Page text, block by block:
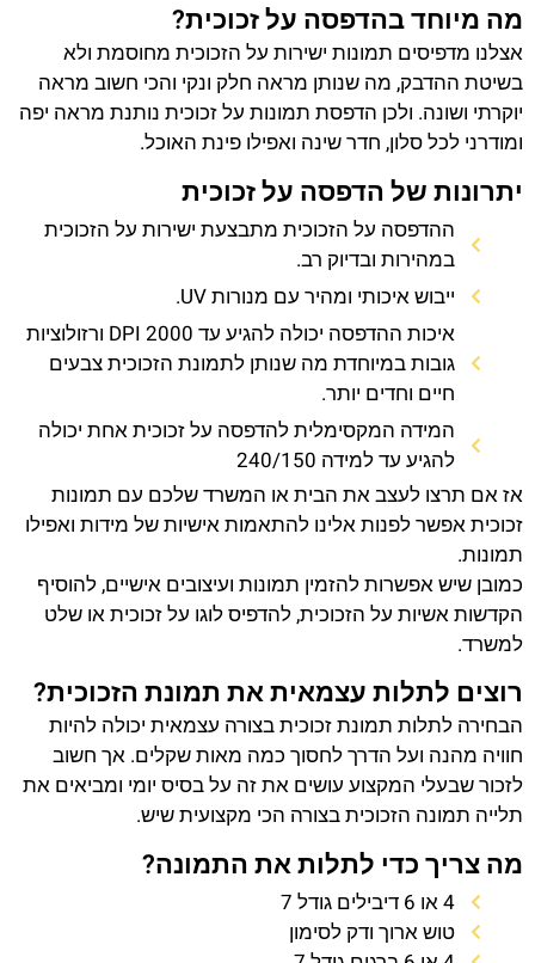
מה מיוחד בהדפסה על זכוכית?
אצלנו מדפיסים תמונות ישירות על הזכוכית מחוסמת ולא
בשיטת ההדבק, מה שנותן מראה חלק ונקי והכי חשוב מראה
יוקרתי ושונה. ולכן הדפסת תמונות על זכוכית נותנת מראה יפה
ומודרני לכל סלון, חדר שינה ואפילו פינת האוכל.
יתרונות של הדפסה על זכוכית
ההדפסה על הזכוכית מתבצעת ישירות על הזכוכית
במהירות ובדיוק רב.
ייבוש איכותי ומהיר עם מנורות UV.
איכות ההדפסה יכולה להגיע עד 2000 DPI ורזולוציות
גובות במיוחדת מה שנותן לתמונת הזכוכית צבעים
חיים וחדים יותר.
המידה המקסימלית להדפסה על זכוכית אחת יכולה
להגיע עד למידה 240/150
אז אם תרצו לעצב את הבית או המשרד שלכם עם תמונות
זכוכית אפשר לפנות אלינו להתאמות אישיות של מידות ואפילו
תמונות.
כמובן שיש אפשרות להזמין תמונות ועיצובים אישיים, להוסיף
הקדשות אשיות על הזכוכית, להדפיס לוגו על זכוכית או שלט
למשרד.
רוצים לתלות עצמאית את תמונת הזכוכית?
הבחירה לתלות תמונת זכוכית בצורה עצמאית יכולה להיות
חוויה מהנה ועל הדרך לחסוך כמה מאות שקלים. אך חשוב
לזכור שבעלי המקצוע עושים את זה על בסיס יומי ומביאים את
תלייה תמונה הזכוכית בצורה הכי מקצועית שיש.
מה צריך כדי לתלות את התמונה?
4 או 6 דיבילים גודל 7
טוש ארוך ודק לסימון